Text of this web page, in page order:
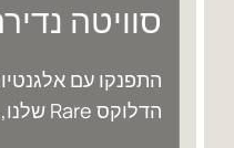
סוויטה
התפנקו עם
הדלוקס Rare שלנו,…